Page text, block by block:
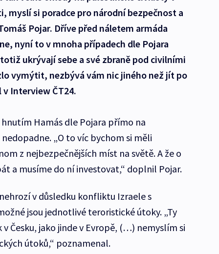
myslí si poradce pro národní bezpečnost a
Pojar. Dříve před náletem armáda
nyní to v mnoha případech dle Pojara
ukrývají sebe a své zbraně pod civilními
vymýtit, nezbývá vám nic jiného než jít po
Interview ČT24.
Hamás dle Pojara přímo na
„O to víc bychom si měli
z nejbezpečnějších míst na světě. A že o
a musíme do ní investovat,“ doplnil Pojar.
v důsledku konfliktu Izraele s
jsou jednotlivé teroristické útoky. „Ty
Česku, jako jinde v Evropě, (…) nemyslím si
útoků,“ poznamenal.